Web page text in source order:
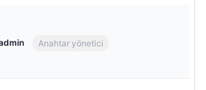
Anahtar yönetici